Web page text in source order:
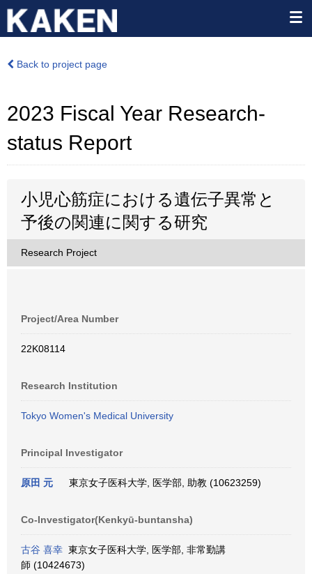
Back to project page
2023 Fiscal Year Research-
status Report
小児心筋症における遺伝子異常と
予後の関連に関する研究
Research Project
Project/Area Number
22K08114
Research Institution
Tokyo Women's Medical University
Principal Investigator
原田 元 東京女子医科大学, 医学部, 助教 (10623259)
Co-Investigator(Kenkyū-buntansha)
古谷 喜幸 東京女子医科大学, 医学部, 非常勤講
師 (10424673)